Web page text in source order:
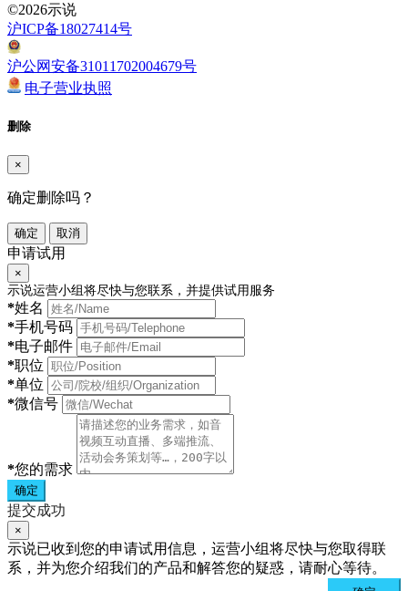
©2026示说
沪ICP备18027414号
沪公网安备31011702004679号
电子营业执照
删除
×
确定删除吗？
确定 取消
申请试用
×
示说运营小组将尽快与您联系，并提供试用服务
*姓名
*手机号码
*电子邮件
*职位
*单位
*微信号
*您的需求
确定
提交成功
×
示说已收到您的申请试用信息，运营小组将尽快与您取得联
系，并为您介绍我们的产品和解答您的疑惑，请耐心等待。